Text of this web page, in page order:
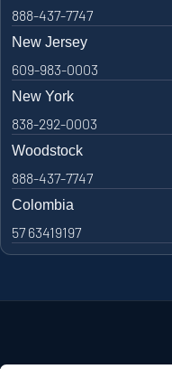
888-437-7747
New Jersey
609-983-0003
New York
838-292-0003
Woodstock
888-437-7747
Colombia
57 63419197